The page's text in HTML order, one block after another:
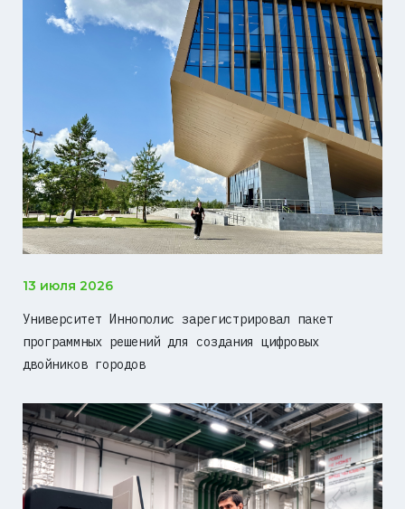
13 июля 2026
Университет Иннополис зарегистрировал пакет
программных решений для создания цифровых
двойников городов